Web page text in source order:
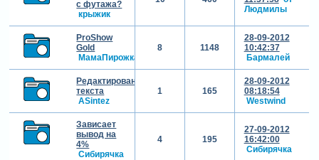
с футажа?
крыжик
Людмилы
ProShow
Gold
МамаПирожка
8 1148
28-09-2012
10:42:37
Бармалей
Редактирование
текста
ASintez
1 165
28-09-2012
08:18:54
Westwind
Зависает
вывод на
4%
Сибирячка
4 195
27-09-2012
16:42:00
Сибирячка